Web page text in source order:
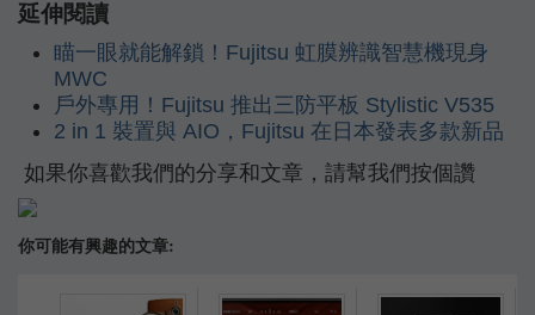
延伸閱讀
瞄一眼就能解鎖！Fujitsu 虹膜辨識智慧機現身
MWC
戶外專用！Fujitsu 推出三防平板 Stylistic V535
2 in 1 裝置與 AIO，Fujitsu 在日本發表多款新品
如果你喜歡我們的分享和文章，請幫我們按個讚
你可能有興趣的文章: